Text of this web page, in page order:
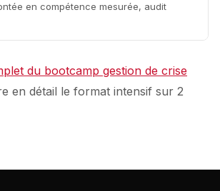
en compétence mesurée, audit
du bootcamp gestion de crise
en détail le format intensif sur 2